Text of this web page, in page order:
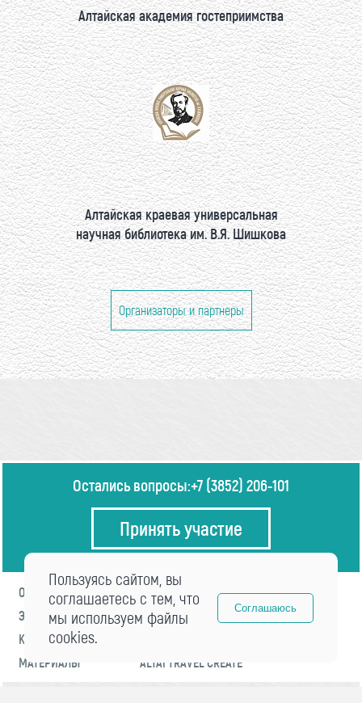
Алтайская академия гостеприимства
Алтайская краевая универсальная
научная библиотека им. В.Я. Шишкова
Организаторы и партнеры
Остались вопросы:+7 (3852) 206-101
Принять участие
О ФОРУМЕ
ПРОГРАММА
ЭКСПЕРТЫ
НОВОСТИ
КОНТАКТЫ
МАТЕРИАЛЫ
ALTAI TRAVEL CREATE
Пользуясь сайтом, вы
соглашаетесь с тем, что
мы используем файлы
cookies.
Соглашаюсь